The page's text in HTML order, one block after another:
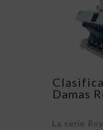
Damas
La serie